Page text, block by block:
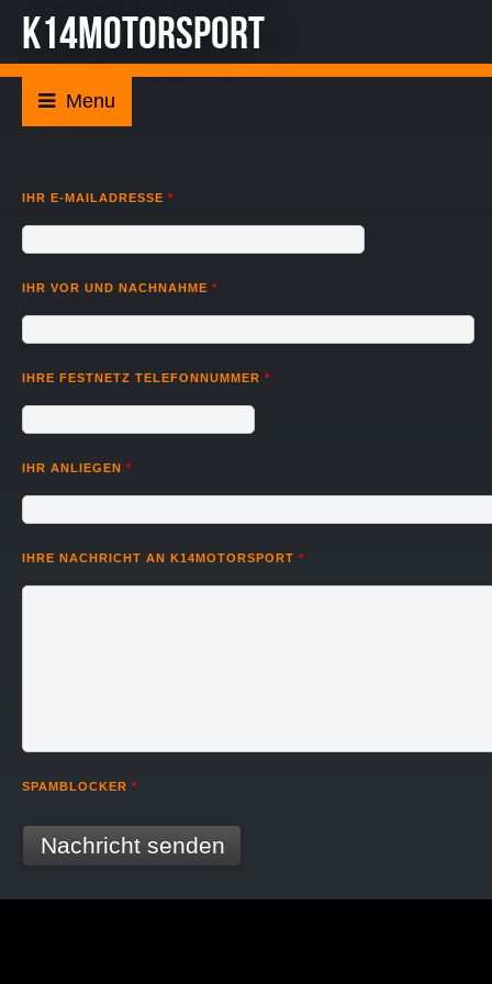
K14MOTORSPORT
IHR E-MAILADRESSE *
IHR VOR UND NACHNAHME *
IHRE FESTNETZ TELEFONNUMMER *
IHR ANLIEGEN *
IHRE NACHRICHT AN K14MOTORSPORT *
SPAMBLOCKER *